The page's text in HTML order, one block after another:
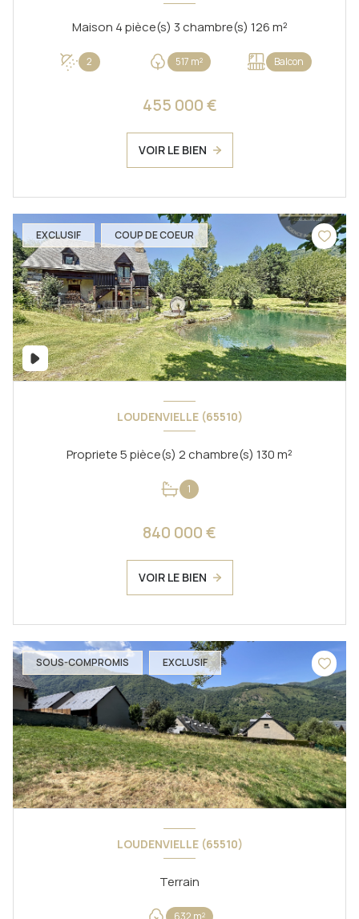
Maison 4 pièce(s) 3 chambre(s) 126 m²
2 517 m² Balcon
455 000 €
VOIR LE BIEN
EXCLUSIF COUP DE COEUR
LOUDENVIELLE (65510)
Propriete 5 pièce(s) 2 chambre(s) 130 m²
1
840 000 €
VOIR LE BIEN
SOUS-COMPROMIS EXCLUSIF
LOUDENVIELLE (65510)
Terrain
632 m²